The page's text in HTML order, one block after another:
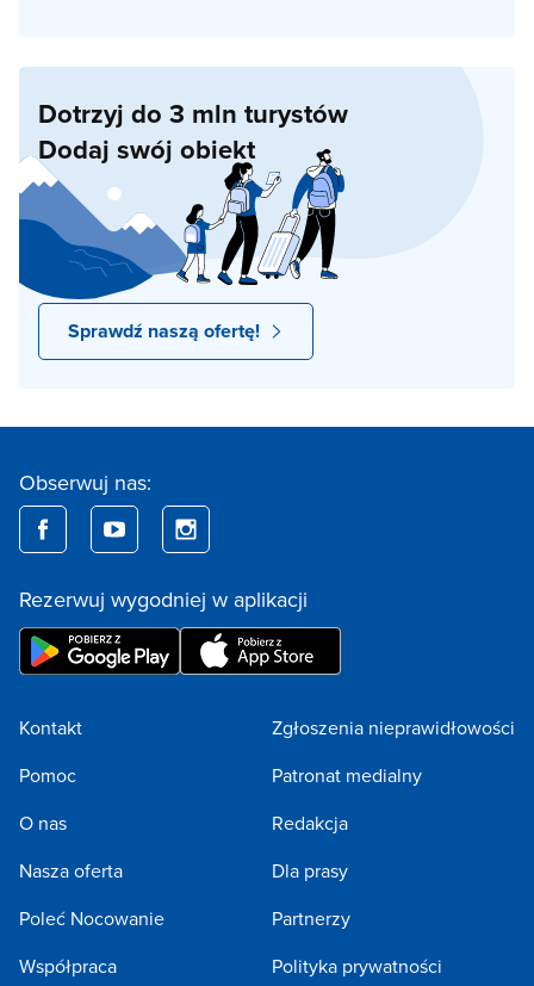
Dotrzyj do 3 mln turystów
Dodaj swój obiekt
Sprawdź naszą ofertę!
Obserwuj nas:
Rezerwuj wygodniej w aplikacji
Kontakt
Pomoc
O nas
Nasza oferta
Poleć Nocowanie
Współpraca
Zgłoszenia nieprawidłowości
Patronat medialny
Redakcja
Dla prasy
Partnerzy
Polityka prywatności